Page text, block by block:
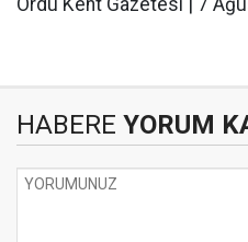
HABERE YORUM